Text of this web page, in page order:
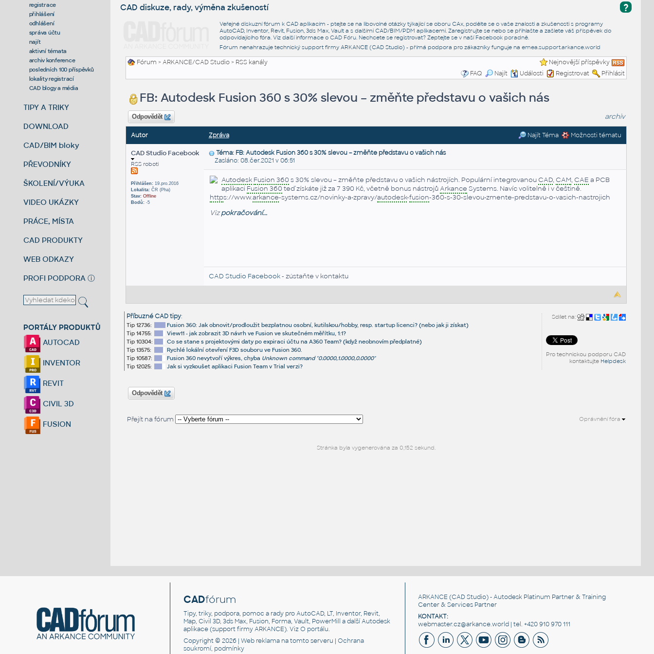
registrace
přihlášení
odhlášení
správa účtu
najít
aktivní témata
archiv konference
posledních 100 příspěvků
lokality registrací
CAD blogy a média
TIPY A TRIKY
DOWNLOAD
CAD/BIM bloky
PŘEVODNÍKY
ŠKOLENÍ/VÝUKA
VIDEO UKÁZKY
PRÁCE, MÍSTA
CAD PRODUKTY
WEB ODKAZY
PROFI PODPORA ⓘ
PORTÁLY PRODUKTŮ
AUTOCAD
INVENTOR
REVIT
CIVIL 3D
FUSION
?
CAD diskuze, rady, výměna zkušeností
Veřejné diskuzní fórum k CAD aplikacím - ptejte se na libovolné otázky týkající se oboru CAx, podělte se o vaše znalosti a zkušenosti s programy
AutoCAD, Inventor, Revit, Fusion, 3ds Max, Vault a s dalšími CAD/BIM/PDM aplikacemi. Zaregistrujte se nebo se přihlašte a zašlete váš příspěvek do
odpovídajícího fóra. Viz další informace o CAD Fóru. Nechcete se registrovat? Zeptejte se v naší Facebook poradně.
Fórum nenahrazuje technický support firmy ARKANCE (CAD Studio) - přímá podpora pro zákazníky funguje na emea.support.arkance.world
Fórum >ARKANCE/CAD Studio> RSS kanály
Nejnovější příspěvky
FAQ
Najít Události Registrovat Přihlásit
FB: Autodesk Fusion 360 s 30% slevou – změňte představu o vašich nás
Odpovědět archiv
Autor Zpráva Najít Téma Možnosti tématu
CAD Studio Facebook
RSS roboti
Přihlášen:19.pro.2016
Lokalita:ČR (Pha)
Stav: Offline
Bodů:-5
Téma: FB: Autodesk Fusion 360 s 30% slevou – změňte představu o vašich nás
Zasláno: 08.čer.2021 v 06:51
Autodesk Fusion 360 s 30% slevou – změňte představu o vašich nástrojích. Populární integrovanou CAD, CAM, CAE a PCB
aplikaci Fusion 360 teď získáte již za 7 390 Kč, včetně bonus nástrojůArkance Systems. Navíc volitelně i v češtině.
https://www.arkance-systems.cz/novinky-a-zpravy/autodesk-fusion-360-s-30-slevou-zmente-predstavu-o-vasich-nastrojich
Vizpokračování...
CAD Studio Facebook- zústaňte v kontaktu
Sdílet na:
Pro technickou podporu CAD
kontaktujte Helpdesk
Příbuzné CAD tipy:
Tip 12736:
Fusion 360: Jak obnovit/prodloužit bezplatnou osobní, kutilskou/hobby, resp. startup licenci? (nebo jak ji získat)
Tip 14755:
View11 - jak zobrazit 3D návrh ve Fusion ve skutečném měřítku, 1:1?
Tip 10304:
Co se stane s projektovými daty po expiraci účtu na A360 Team? (když neobnovím předplatné)
Tip 13575:
Rychlé lokální otevření F3D souboru ve Fusion 360.
Tip 10587:
Fusion 360 nevytvoří výkres, chyba Unknown command "0.0000,1.0000,0.0000"
Tip 12025:
Jak si vyzkoušet aplikaci Fusion Team v Trial verzi?
Odpovědět
Přejít na fórum Oprávnění fóra
Stránka byla vygenerována za 0,152 sekund.
CADfórum
Tipy, triky, podpora, pomoc a rady pro AutoCAD, LT, Inventor, Revit,
Map, Civil 3D, 3ds Max, Fusion, Forma, Vault, PowerMill a další Autodesk
aplikace (support firmy ARKANCE). VizO portálu.
Copyright © 2026 |Web reklama na tomto serveru |Ochrana
soukromí, podmínky
ARKANCE (CAD Studio) - Autodesk Platinum Partner & Training
Center & Services Partner
KONTAKT:
webmaster.cz@arkance.world | tel. +420 910 970 111